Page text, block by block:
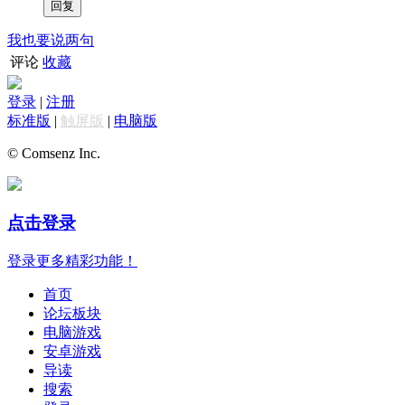
我也要说两句
评论 收藏
登录 | 注册
标准版 | 触屏版 | 电脑版
© Comsenz Inc.
点击登录
登录更多精彩功能！
首页
论坛板块
电脑游戏
安卓游戏
导读
搜索